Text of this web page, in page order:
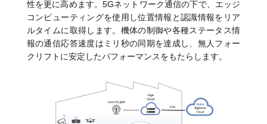
性を更に高めます。5Gネットワーク通信の下で、エッジ
コンピューティングを使用し位置情報と認識情報をリア
ルタイムに取得します。機体の制御や各種ステータス情
報の通信応答速度はミリ秒の同期を達成し、無人フォー
クリフトに安定したパフォーマンスをもたらします。